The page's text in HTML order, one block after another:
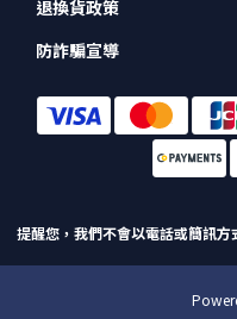
退換貨政策
防詐騙宣導
提醒您，我們不會以電話或簡訊方